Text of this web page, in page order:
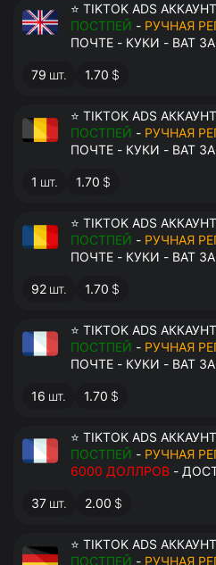
⭐ TIKTOK ADS
ПОСТПЕЙ - РУЧНАЯ
ПОЧТЕ - КУКИ - ВАТ
79 шт. 1.70 $
⭐ TIKTOK ADS
ПОСТПЕЙ - РУЧНАЯ
ПОЧТЕ - КУКИ - ВАТ
1 шт. 1.70 $
⭐ TIKTOK ADS
ПОСТПЕЙ - РУЧНАЯ
ПОЧТЕ - КУКИ - ВАТ
92 шт. 1.70 $
⭐ TIKTOK ADS
ПОСТПЕЙ - РУЧНАЯ
ПОЧТЕ - КУКИ - ВАТ
16 шт. 1.70 $
⭐ TIKTOK ADS
ПОСТПЕЙ - РУЧНАЯ
6000 ДОЛЛРОВ - ДОСТУП К ПОЧТЕ - КУКИ - ВАТ
ЗАПОЛНЕН -
37 шт. 2.00 $
⭐ TIKTOK ADS
ПОСТПЕЙ - РУЧНАЯ